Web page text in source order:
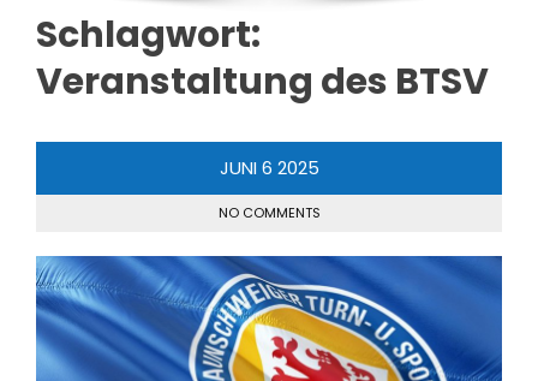
Schlagwort:
Veranstaltung des BTSV
JUNI 6 2025
NO COMMENTS